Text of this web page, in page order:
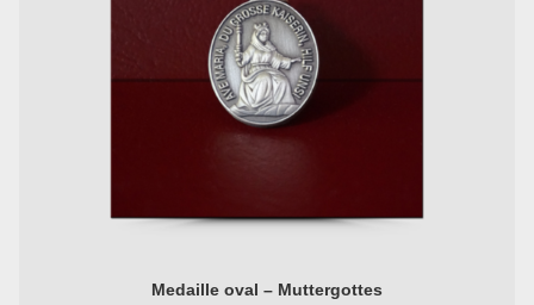
Medaille oval – Muttergottes